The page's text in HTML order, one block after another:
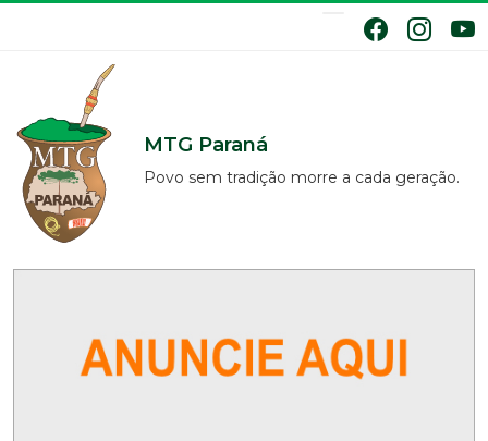
MTG Paraná
Povo sem tradição morre a cada geração.